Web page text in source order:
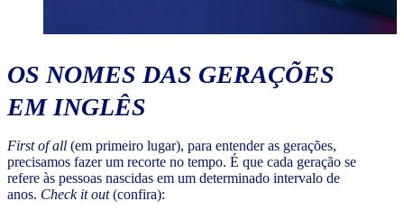
OS NOMES DAS GERAÇÕES
EM INGLÊS
First of all (em primeiro lugar), para entender as gerações,
precisamos fazer um recorte no tempo. É que cada geração se
refere às pessoas nascidas em um determinado intervalo de
anos. Check it out(confira):